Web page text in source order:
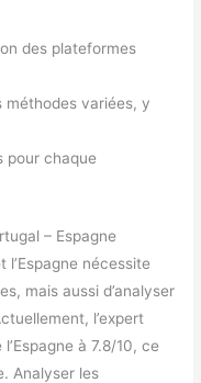
des plateformes
méthodes variées, y
pour chaque
– Espagne
nécessite
mais aussi d’analyser
l’expert
à 7.8/10, ce
Analyser les